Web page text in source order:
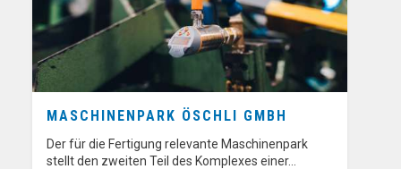
MASCHINENPARK ÖSCHLI GMBH
Der für die Fertigung relevante Maschinenpark
stellt den zweiten Teil des Komplexes einer…